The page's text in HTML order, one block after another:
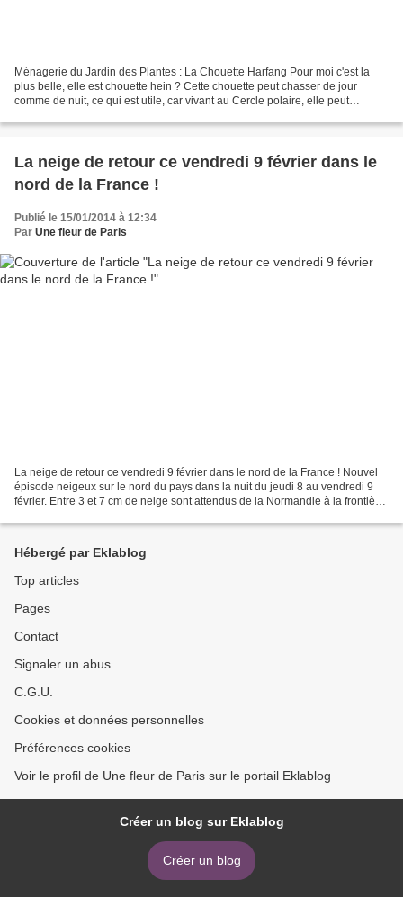
Ménagerie du Jardin des Plantes : La Chouette Harfang Pour moi c'est la
plus belle, elle est chouette hein ? Cette chouette peut chasser de jour
comme de nuit, ce qui est utile, car vivant au Cercle polaire, elle peut
La neige de retour ce vendredi 9 février dans le
nord de la France !
Publié le 15/01/2014 à 12:34
Par Une fleur de Paris
La neige de retour ce vendredi 9 février dans le nord de la France ! Nouvel
épisode neigeux sur le nord du pays dans la nuit du jeudi 8 au vendredi 9
février. Entre 3 et 7 cm de neige sont attendus de la Normandie à la frontière
Hébergé par Eklablog
Top articles
Pages
Contact
Signaler un abus
C.G.U.
Cookies et données personnelles
Préférences cookies
Voir le profil de Une fleur de Paris sur le portail Eklablog
Créer un blog sur Eklablog
Créer un blog